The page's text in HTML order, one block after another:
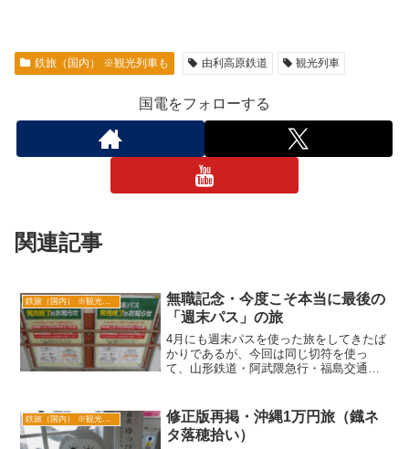
鉄旅（国内） ※観光列車も 由利高原鉄道 観光列車
国電をフォローする
関連記事
無職記念・今度こそ本当に最後の
「週末パス」の旅
4月にも週末パスを使った旅をしてきたば
かりであるが、今回は同じ切符を使っ
て、山形鉄道・阿武隈急行・福島交通・
で乗車できるJR以外の鉄道に関して、か
なりの部分を制覇できることになる。
鉄旅（国内） ※観光列車も
修正版再掲・沖縄1万円旅（鐡ネ
タ落穂拾い）